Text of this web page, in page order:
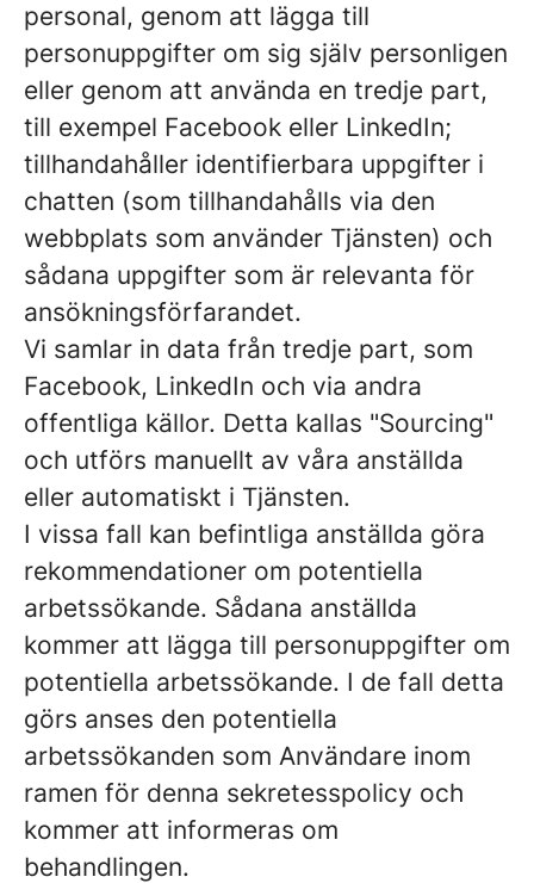
personal, genom att lägga till
personuppgifter om sig själv personligen
eller genom att använda en tredje part,
till exempel Facebook eller LinkedIn;
tillhandahåller identifierbara uppgifter i
chatten (som tillhandahålls via den
webbplats som använder Tjänsten) och
sådana uppgifter som är relevanta för
ansökningsförfarandet.
Vi samlar in data från tredje part, som
Facebook, LinkedIn och via andra
offentliga källor. Detta kallas "Sourcing"
och utförs manuellt av våra anställda
eller automatiskt i Tjänsten.
I vissa fall kan befintliga anställda göra
rekommendationer om potentiella
arbetssökande. Sådana anställda
kommer att lägga till personuppgifter om
potentiella arbetssökande. I de fall detta
görs anses den potentiella
arbetssökanden som Användare inom
ramen för denna sekretesspolicy och
kommer att informeras om
behandlingen.